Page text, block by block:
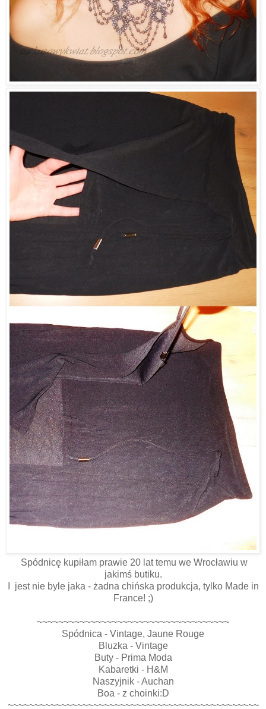
Spódnicę kupiłam prawie 20 lat temu we Wrocławiu w
jakimś butiku.
I jest nie byle jaka - żadna chińska produkcja, tylko Made in
France! ;)
~~~~~~~~~~~~~~~~~~~~~~~~~~~~~~~~~~~~
Spódnica - Vintage, Jaune Rouge
Bluzka - Vintage
Buty - Prima Moda
Kabaretki - H&M
Naszyjnik - Auchan
Boa - z choinki:D
~~~~~~~~~~~~~~~~~~~~~~~~~~~~~~~~~~~~~~~~~~~~~~~